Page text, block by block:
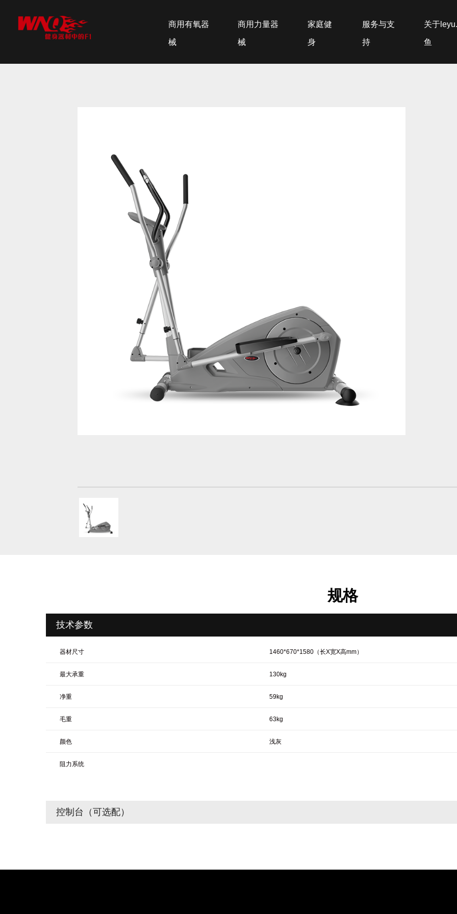
商用有氧器
械
商用力量器
械
家庭健
身
服务与支
持
关于
鱼
规格
技术参数
器材尺寸 1460*670*1580（长X宽X高mm）
最大承重 130kg
净重 59kg
毛重 63kg
颜色 浅灰
阻力系统
控制台（可选配）